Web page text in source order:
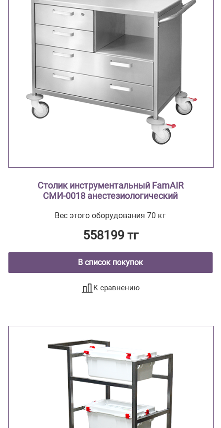
Столик инструментальный FamAIR
СМИ-0018 анестезиологический
Вес этого оборудования 70 кг
558199 тг
В список покупок
К сравнению